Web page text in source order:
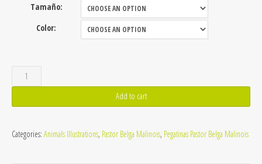
Tamaño:
Color:
Pegatina
de
Pastor
Malinois
Add to cart
Categories: Animals Illustrations, Pastor Belga Malinois, Pegatinas Pastor Belga Malinois